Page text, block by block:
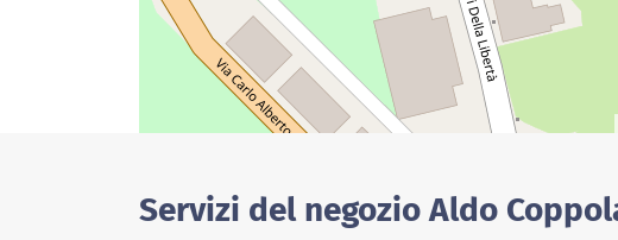
Servizi del negozio Aldo